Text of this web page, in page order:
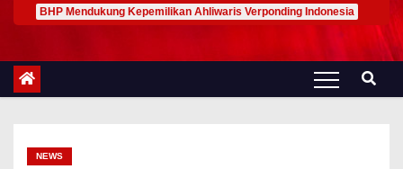
BHP Mendukung Kepemilikan Ahliwaris Verponding Indonesia
NEWS